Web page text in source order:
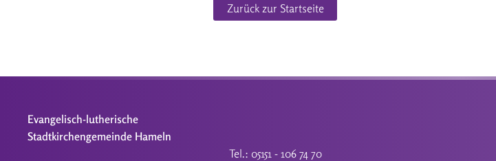
Zurück zur Startseite
Evangelisch-lutherische
Stadtkirchengemeinde Hameln
Tel.: 05151 - 106 74 70